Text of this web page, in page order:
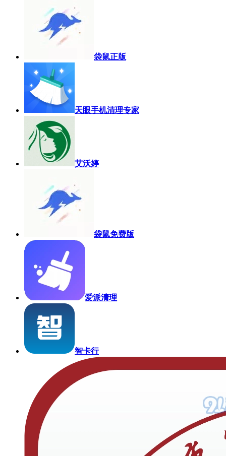
袋鼠正版
天眼手机清理专家
艾沃婷
袋鼠免费版
爱派清理
智卡行